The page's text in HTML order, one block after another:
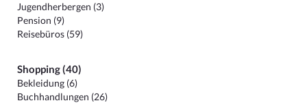
Jugendherbergen (3)
Pension (9)
Reisebüros (59)
Shopping (40)
Bekleidung (6)
Buchhandlungen (26)